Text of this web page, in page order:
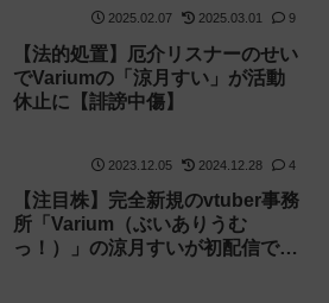
2025.02.07 2025.03.01 9
【法的処置】厄介リスナーのせい
でVariumの「涼月すい」が活動
休止に【誹謗中傷】
2023.12.05 2024.12.28 4
【注目株】完全新規のvtuber事務
所「Varium（ぶいありうむ
っ！）」の涼月すいが初配信で同